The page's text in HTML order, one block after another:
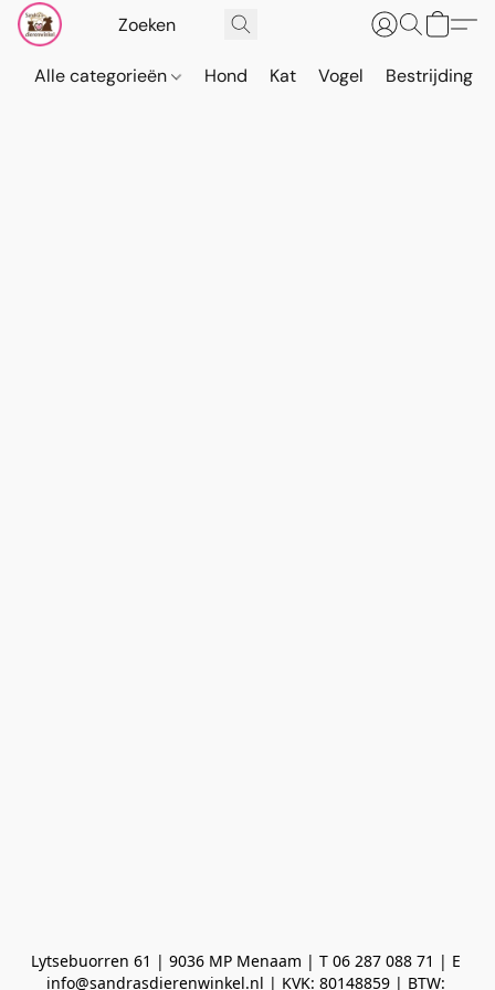
Alle categorieën Hond Kat Vogel Bestrijding
Lytsebuorren 61 | 9036 MP Menaam | T 06 287 088 71 | E
info@sandrasdierenwinkel.nl | KVK: 80148859 | BTW: